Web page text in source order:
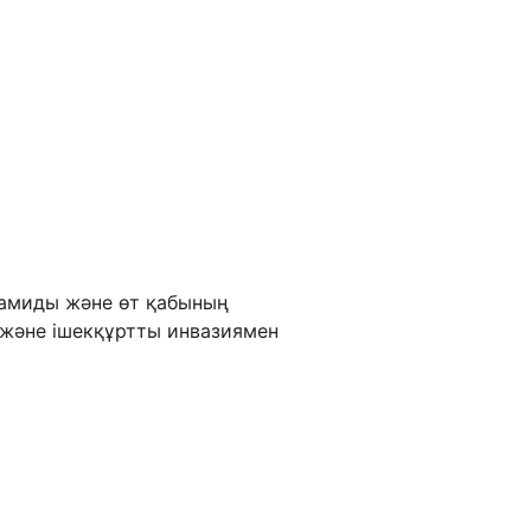
және өт қабының
ішекқұртты инвазиямен